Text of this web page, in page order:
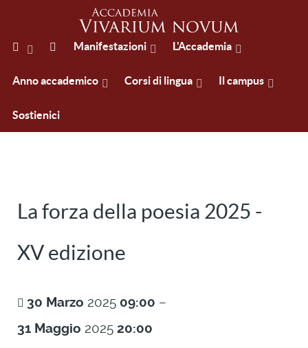
Manifestazioni L'Accademia
Anno accademico Corsi di lingua Il campus
Sostienici
La forza della poesia 2025 -
XV edizione
30 Marzo 2025 09:00 –
31 Maggio 2025 20:00